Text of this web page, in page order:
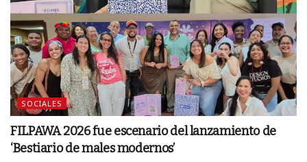
SOCIALES
FILPAWA 2026 fue escenario del lanzamiento de
‘Bestiario de males modernos’